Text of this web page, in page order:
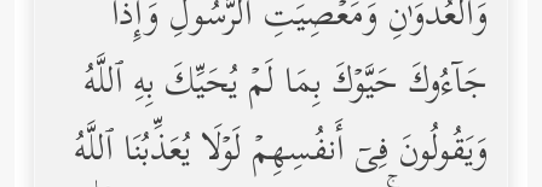
وَٱلۡعُدۡوَ ٰ⁠نِ وَمَعۡصِیَتِ ٱلرَّسُولِۖ وَإِذَا
جَاۤءُوكَ حَیَّوۡكَ بِمَا لَمۡ یُحَیِّكَ بِهِ ٱللَّهُ
وَیَقُولُونَ فِیۤ أَنفُسِهِمۡ لَوۡلَا یُعَذِّبُنَا ٱللَّهُ